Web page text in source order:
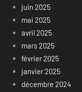
juin 2025
mai 2025
avril 2025
mars 2025
février 2025
janvier 2025
décembre 2024